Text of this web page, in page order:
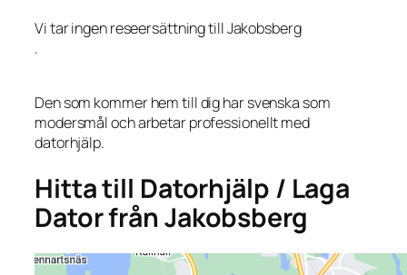
Vi tar ingen reseersättning till Jakobsberg
.
Den som kommer hem till dig har svenska som
modersmål och arbetar professionellt med
datorhjälp.
Hitta till Datorhjälp / Laga
Dator från Jakobsberg